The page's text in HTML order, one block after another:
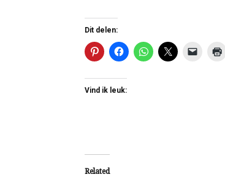
Dit delen:
Vind ik leuk:
Related